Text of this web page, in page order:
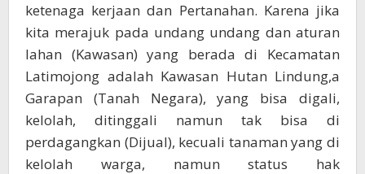
ketenaga kerjaan dan Pertanahan. Karena jika
kita merajuk pada undang undang dan aturan
lahan (Kawasan) yang berada di Kecamatan
Latimojong adalah Kawasan Hutan Lindung,a
Garapan (Tanah Negara), yang bisa digali,
kelolah, ditinggali namun tak bisa di
perdagangkan (Dijual), kecuali tanaman yang di
kelolah warga, namun status hak